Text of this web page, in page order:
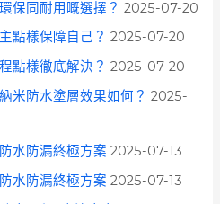
保同耐用嘅選擇？ 2025-07-20
點樣保障自己？ 2025-07-20
點樣徹底解決？ 2025-07-20
米防水塗層效果如何？ 2025-
水防漏終極方案 2025-07-13
水防漏終極方案 2025-07-13